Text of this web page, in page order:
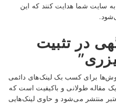
به سایت شما هدایت کنند که این
در تثبیت
برای کسب بک لینک‌های دائمی
مقاله طولانی و باکیفیت است که
منتشر می‌شود و حاوی لینک‌هایی